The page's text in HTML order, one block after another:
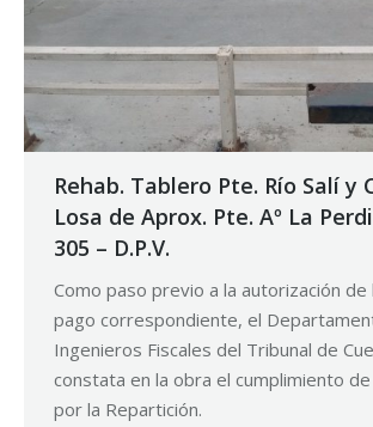
Rehab. Tablero Pte. Río Salí y
Losa de Aprox. Pte. Aº La
305 – D.P.V.
Como paso previo a la autorización de
pago correspondiente, el
Ingenieros Fiscales del Tribunal de
constata en la obra el cumplimiento
por la Repartición.